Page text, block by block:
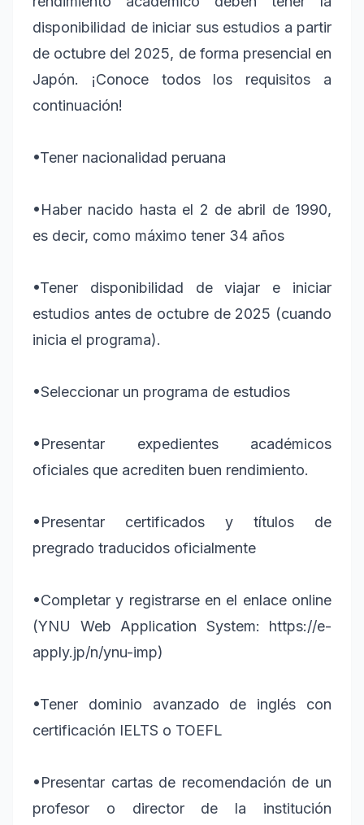
disponibilidad de iniciar sus estudios a partir
de octubre del 2025, de forma presencial en
Japón. ¡Conoce todos los requisitos a
continuación!
•Tener nacionalidad peruana
•Haber nacido hasta el 2 de abril de 1990,
es decir, como máximo tener 34 años
•Tener disponibilidad de viajar e iniciar
estudios antes de octubre de 2025 (cuando
inicia el programa).
•Seleccionar un programa de estudios
•Presentar expedientes académicos
oficiales que acrediten buen rendimiento.
•Presentar certificados y títulos de
pregrado traducidos oficialmente
•Completar y registrarse en el enlace online
(YNU Web Application System: https://e-
apply.jp/n/ynu-imp)
•Tener dominio avanzado de inglés con
certificación IELTS o TOEFL
•Presentar cartas de recomendación de un
profesor o director de la institución